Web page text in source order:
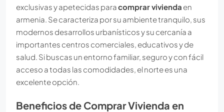
exclusivas y apetecidas paracomprar vivienda en
armenia. Se caracteriza por su ambiente tranquilo, sus
modernos desarrollos urbanísticos y su cercanía a
importantes centros comerciales, educativos y de
salud. Si buscas un entorno familiar, seguro y con fácil
acceso a todas las comodidades, el norte es una
excelente opción.
Beneficios de Comprar Vivienda en